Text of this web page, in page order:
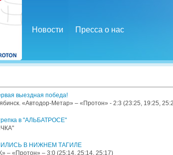
Новости Пресса о нас
выездная победа!
«Автодор-Метар» – «Протон» - 2:3 (23:25, 19:25,
в "АЛЬБАТРОСЕ"
В НИЖНЕМ ТАГИЛЕ
– «Протон» – 3:0 (25:14, 25:14, 25:17)